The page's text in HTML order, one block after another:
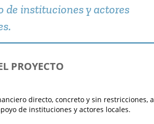
de instituciones y actores
PROYECTO
directo, concreto y sin restricciones, a
de instituciones y actores locales.